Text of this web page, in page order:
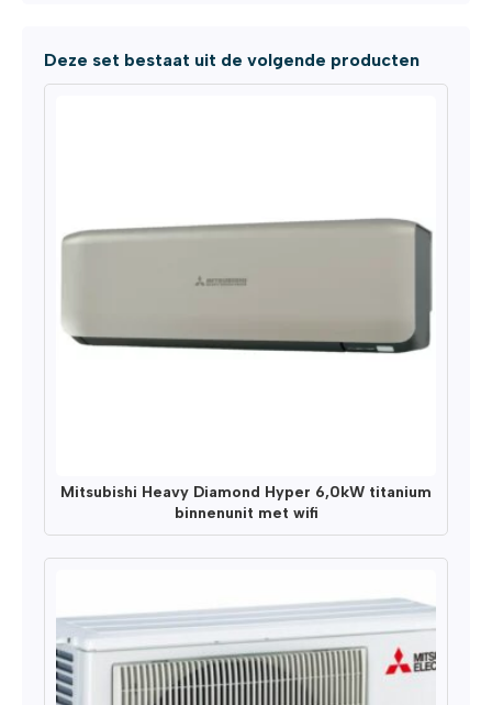
Deze set bestaat uit de volgende producten
Mitsubishi Heavy Diamond Hyper 6,0kW titanium
binnenunit met wifi